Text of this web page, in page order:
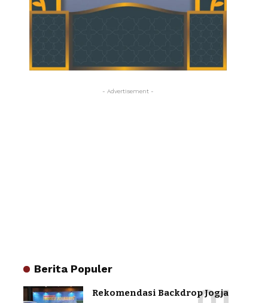
- Advertisement -
Berita Populer
Rekomendasi Backdrop Jogja